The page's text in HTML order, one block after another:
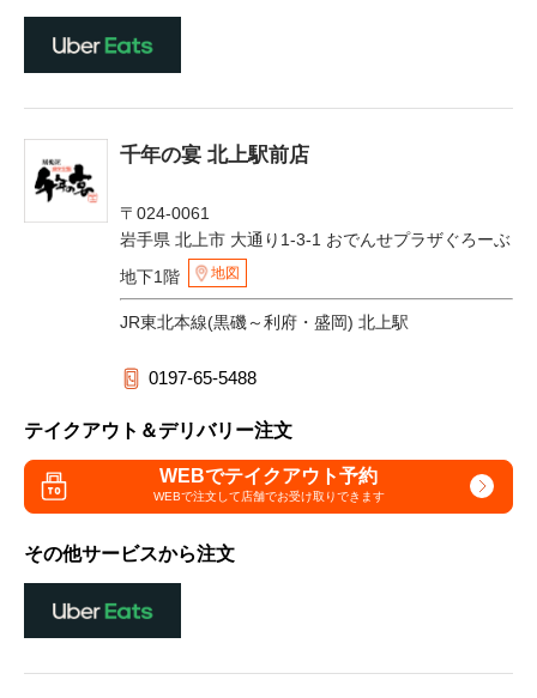
千年の宴 北上駅前店
〒024-0061
岩手県 北上市 大通り1-3-1 おでんせプラザぐろーぶ
地下1階
地図
JR東北本線(黒磯～利府・盛岡) 北上駅
0197-65-5488
テイクアウト＆デリバリー注文
WEBでテイクアウト予約
WEBで注文して店舗でお受け取りできます
その他サービスから注文